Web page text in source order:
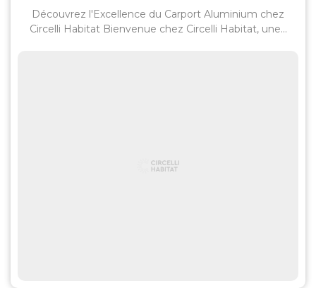
Découvrez l'Excellence du Carport Aluminium chez
Circelli Habitat Bienvenue chez Circelli Habitat, une...